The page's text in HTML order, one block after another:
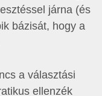
járna (és
bázisát, hogy a
a választási
ellenzék